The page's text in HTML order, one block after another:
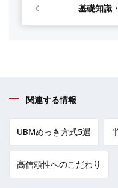
基礎知識
関連する情報
UBMめっき方式5選
高信頼性へのこだわり